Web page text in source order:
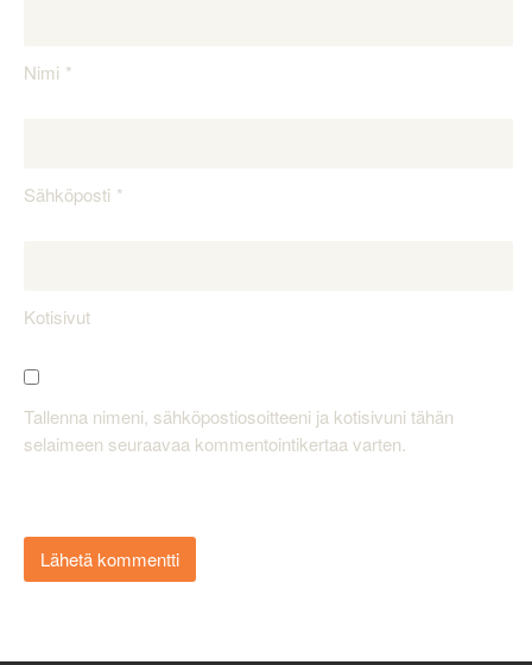
Nimi
Sähköposti
Kotisivut
Tallenna nimeni, sähköpostiosoitteeni ja kotisivuni tähän
selaimeen seuraavaa kommentointikertaa varten.